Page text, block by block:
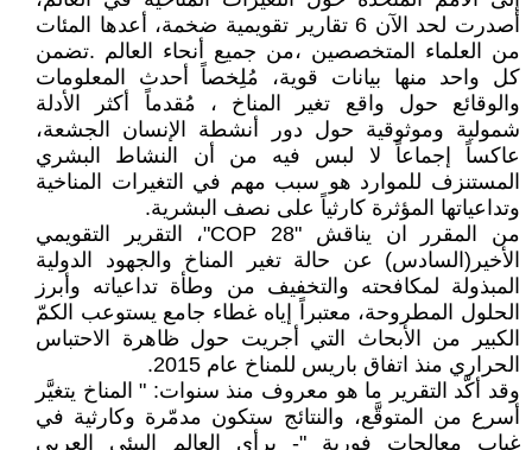
أصدرت لحد الآن 6 تقارير تقويمية ضخمة، أعدها المئات
من العلماء المتخصصين ،من جميع أنحاء العالم .تضمن
كل واحد منها بيانات قوية، مُلِخصاً أحدث المعلومات
والوقائع حول واقع تغير المناخ ، مُقدماً أكثر الأدلة
شمولية وموثوقية حول دور أنشطة الإنسان الجشعة،
عاكساً إجماعاً لا لبس فيه من أن النشاط البشري
المستنزف للموارد هو سبب مهم في التغيرات المناخية
وتداعياتها المؤثرة كارثياً على نصف البشرية.
من المقرر ان يناقش "COP 28"، التقرير التقويمي
الأخير(السادس) عن حالة تغير المناخ والجهود الدولية
المبذولة لمكافحته والتخفيف من وطأة تداعياته وأبرز
الحلول المطروحة، معتبراً إياه غطاء جامع يستوعب الكمّ
الكبير من الأبحاث التي أجريت حول ظاهرة الاحتباس
الحراري منذ اتفاق باريس للمناخ عام 2015.
وقد أكّد التقرير ما هو معروف منذ سنوات: " المناخ يتغيَّر
أسرع من المتوقَّع، والنتائج ستكون مدمّرة وكارثية في
غياب معالجات فورية "- برأي العالم البيئي العربي